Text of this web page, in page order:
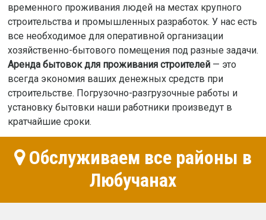
временного проживания людей на местах крупного
строительства и промышленных разработок. У нас есть
все необходимое для оперативной организации
хозяйственно-бытового помещения под разные задачи.
Аренда бытовок для проживания строителей— это
всегда экономия ваших денежных средств при
строительстве. Погрузочно-разгрузочные работы и
установку бытовки наши работники произведут в
кратчайшие сроки.
Обслуживаем все районы в
Любучанах